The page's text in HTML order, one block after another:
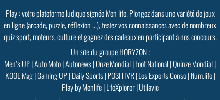
Play : votre plateforme ludique signée Men life. Plongez dans une variété de jeux
en ligne (arcade, puzzle, réflexion ...), testez vos connaissances avec de nombreux
quiz sport, moteurs, culture et gagnez des cadeaux en participant à nos concours.
Un site du groupe HORYZON :
Men’s UP|Auto Moto|Autonews|Onze Mondial|Foot National|Quinze Mondial|
KOOL Mag|Gaming UP|Daily Sports|POSITIVR|Les Experts Conso|Num.life|
Play by Menlife|LifeXplorer|Utilavie